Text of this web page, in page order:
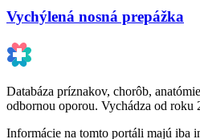
Vychýlená nosná prepážka
Databáza príznakov, chorôb,
odbornou oporou. Vychádza od roku
Informácie na tomto portáli majú iba